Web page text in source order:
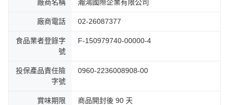
廠商名稱 瀚鴻國際企業有限公司
廠商電話 02-26087377
食品業者登錄字
號
F-150979740-00000-4
投保產品責任險
字號
0960-2236008908-00
賞味期限 商品開封後 90 天